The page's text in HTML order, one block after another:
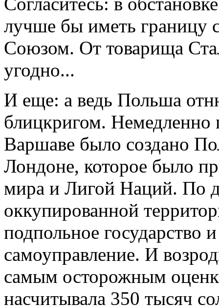
лучше бы иметь границу
Союзом. От товарища
угодно...
И еще: а ведь Польша
блицкригом. Немедленно
Варшаве было создано
Лондоне, которое было
мира и Лигой Наций. По
оккупированной
подпольное государство
самоуправление. И
самым осторожным
насчитывала 350 тысяч